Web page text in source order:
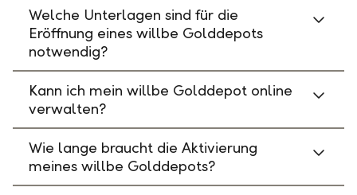
Welche Unterlagen sind für die
Eröffnung eines willbe Golddepots
notwendig?
Kann ich mein willbe Golddepot online
verwalten?
Wie lange braucht die Aktivierung
meines willbe Golddepots?